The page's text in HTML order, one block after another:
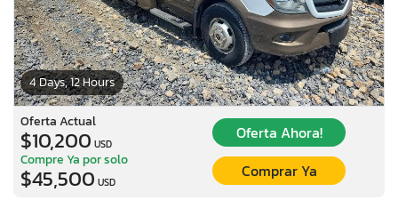
4 Days, 12 Hours
Oferta Actual
$10,200 USD
Oferta Ahora!
Compre Ya por solo
$45,500 USD
Comprar Ya